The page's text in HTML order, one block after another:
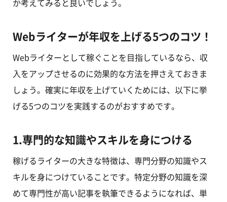
か考えてみると良いでしょう。
Webライターが年収を上げる5つのコツ！
Webライターとして稼ぐことを目指しているなら、収
入をアップさせるのに効果的な方法を押さえておきま
しょう。確実に年収を上げていくためには、以下に挙
げる5つのコツを実践するのがおすすめです。
1.専門的な知識やスキルを身につける
稼げるライターの大きな特徴は、専門分野の知識やス
キルを身につけていることです。特定分野の知識を深
めて専門性が高い記事を執筆できるようになれば、単